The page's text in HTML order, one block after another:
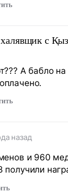
с
А бабло
назад
и 960
получили